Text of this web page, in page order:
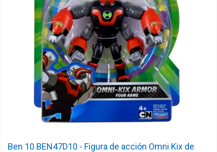
Ben 10 BEN47D10 - Figura de acción Omni Kix de